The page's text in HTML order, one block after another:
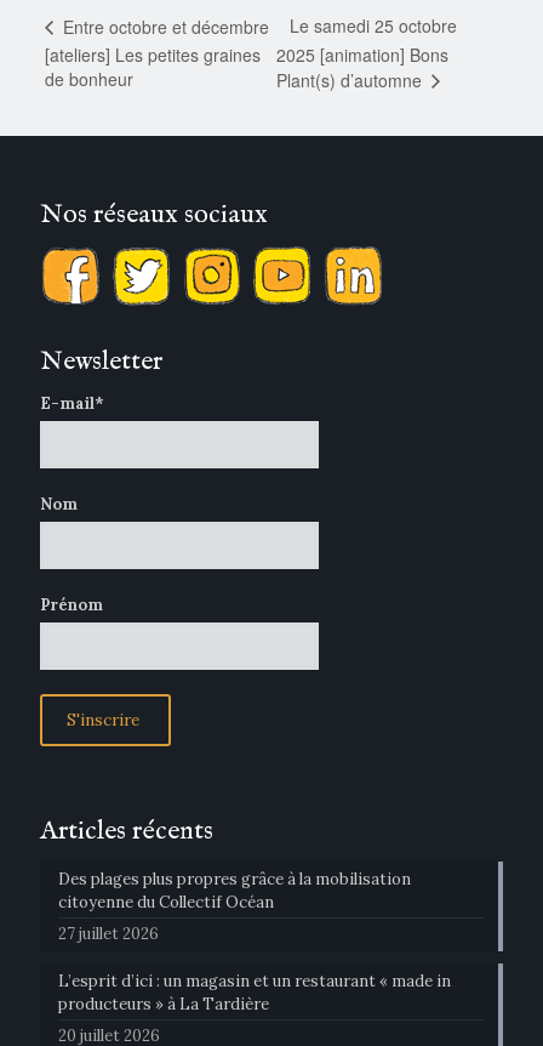
Entre octobre et décembre
[ateliers] Les petites graines
de bonheur
Le samedi 25 octobre
2025 [animation] Bons
Plant(s) d’automne
Nos réseaux sociaux
Newsletter
E-mail*
Nom
Prénom
Articles récents
Des plages plus propres grâce à la mobilisation
citoyenne du Collectif Océan
27 juillet 2026
L’esprit d’ici : un magasin et un restaurant « made in
producteurs » à La Tardière
20 juillet 2026